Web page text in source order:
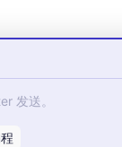
性工作。数据显
感后，就再也